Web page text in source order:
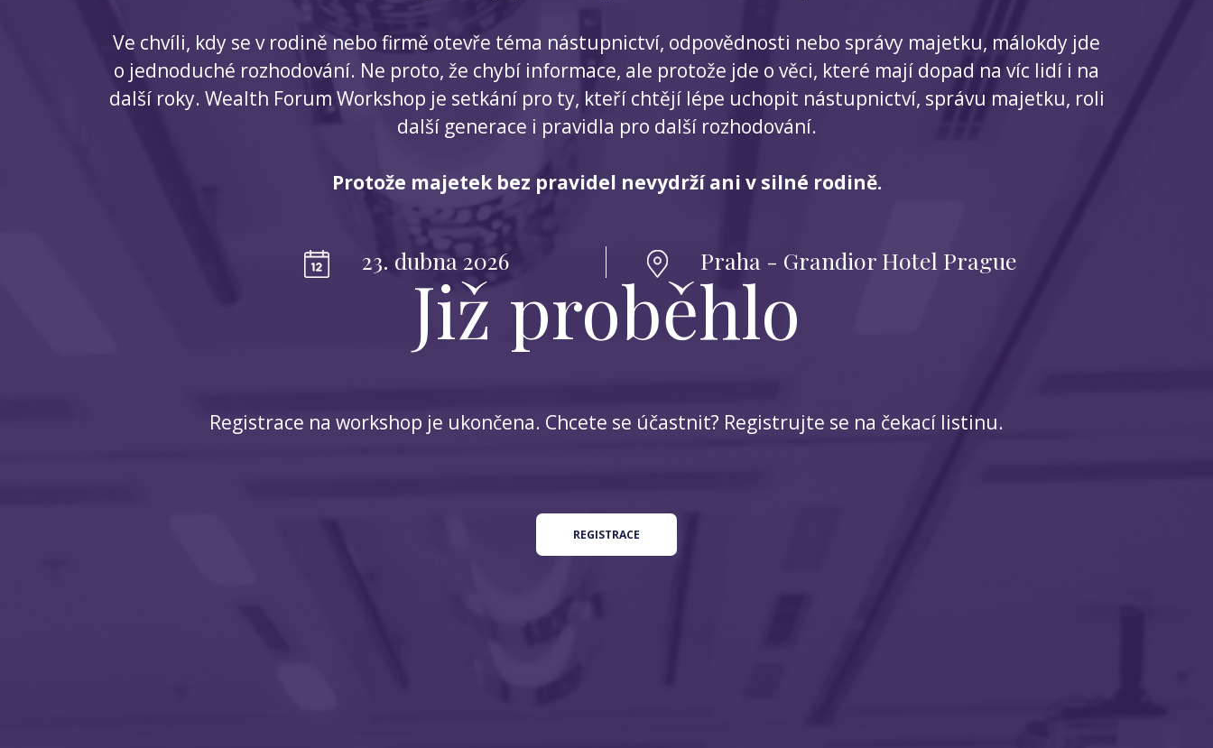
Ve chvíli, kdy se v rodině nebo firmě otevře téma nástupnictví, odpovědnosti nebo správy majetku, málokdy jde
o jednoduché rozhodování. Ne proto, že chybí informace, ale protože jde o věci, které mají dopad na víc lidí i na
další roky. Wealth Forum Workshop je setkání pro ty, kteří chtějí lépe uchopit nástupnictví, správu majetku, roli
další generace i pravidla pro další rozhodování.
Protože majetek bez pravidel nevydrží ani v silné rodině.
23. dubna 2026 Praha - Grandior Hotel Prague
Již proběhlo
Registrace na workshop je ukončena. Chcete se účastnit? Registrujte se na čekací listinu.
REGISTRACE